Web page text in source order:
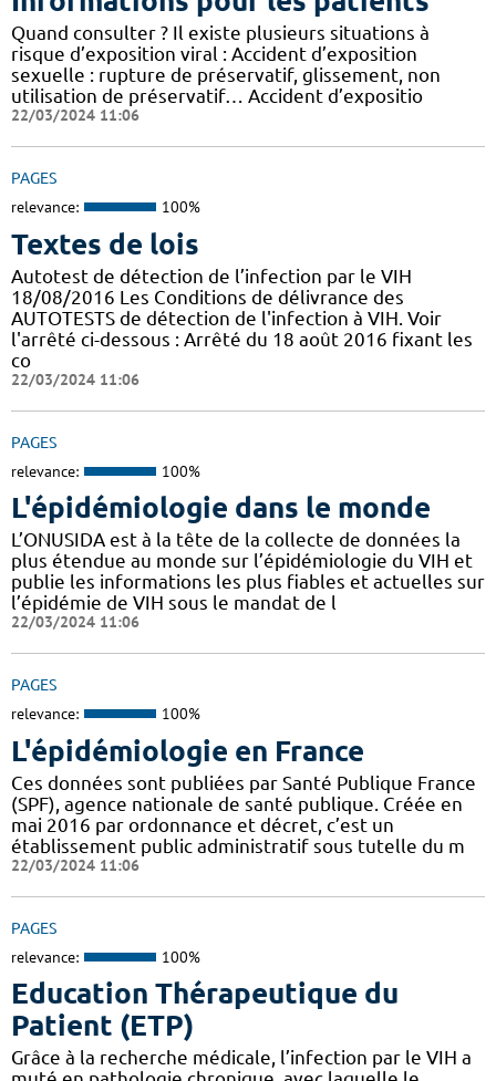
Quand consulter ? Il existe plusieurs situations à
risque d’exposition viral : Accident d’exposition
sexuelle : rupture de préservatif, glissement, non
utilisation de préservatif… Accident d’expositio
22/03/2024 11:06
PAGES
relevance: 100%
Textes de lois
Autotest de détection de l’infection par le VIH
18/08/2016 Les Conditions de délivrance des
AUTOTESTS de détection de l'infection à VIH. Voir
l'arrêté ci-dessous : Arrêté du 18 août 2016 fixant les
co
22/03/2024 11:06
PAGES
relevance: 100%
L'épidémiologie dans le monde
L’ONUSIDA est à la tête de la collecte de données la
plus étendue au monde sur l’épidémiologie du VIH et
publie les informations les plus fiables et actuelles sur
l’épidémie de VIH sous le mandat de l
22/03/2024 11:06
PAGES
relevance: 100%
L'épidémiologie en France
Ces données sont publiées par Santé Publique France
(SPF), agence nationale de santé publique. Créée en
mai 2016 par ordonnance et décret, c’est un
établissement public administratif sous tutelle du m
22/03/2024 11:06
PAGES
relevance: 100%
Education Thérapeutique du
Patient (ETP)
Grâce à la recherche médicale, l’infection par le VIH a